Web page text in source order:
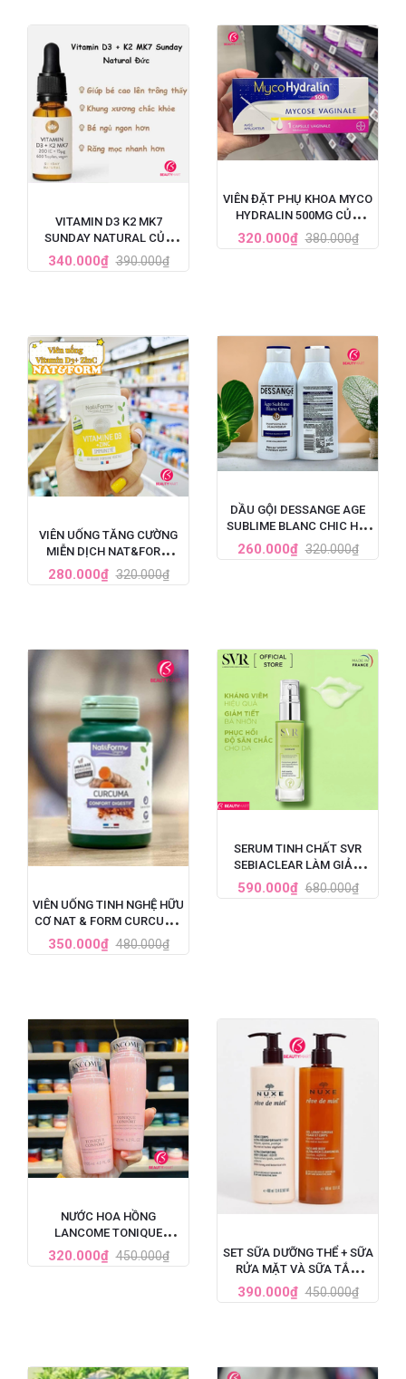
VITAMIN D3 K2 MK7
SUNDAY NATURAL CỦA
ĐỨC TĂNG CHIỀU CAO CHO
BÉ 20ML
340.000₫ 390.000₫
VIÊN ĐẶT PHỤ KHOA MYCO
HYDRALIN 500MG CỦA
PHÁP 1 LIỆU TRÌNH
320.000₫ 380.000₫
VIÊN UỐNG TĂNG CƯỜNG
MIỄN DỊCH NAT&FORM
VITAMIN D3 + ZINC HỘP 60
VIÊN
280.000₫ 320.000₫
DẦU GỘI DESSANGE AGE
SUBLIME BLANC CHIC HỒI
SINH TÓC BẠC 250ML
260.000₫ 320.000₫
VIÊN UỐNG TINH NGHỆ HỮU
CƠ NAT & FORM CURCUMA
BIO 200 VIÊN PHÁP
350.000₫ 480.000₫
SERUM TINH CHẤT SVR
SEBIACLEAR LÀM GIẢM
MỤN, MỜ NÁM, LÀM MỀM
MỊN DA 30ML
590.000₫ 680.000₫
NƯỚC HOA HỒNG
LANCOME TONIQUE
CONFORT CẤP ẨM DỊU DA
125ML
320.000₫ 450.000₫
SET SỮA DƯỠNG THỂ + SỮA
RỬA MẶT VÀ SỮA TẮM
NUXE REVE DE MIEL TINH
CHẤT MẬT ONG 400ML
390.000₫ 450.000₫